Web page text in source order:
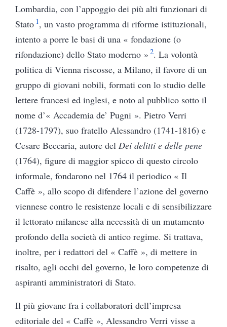
Lombardia, con l’appoggio dei più alti funzionari di
Stato 1, un vasto programma di riforme istituzionali,
intento a porre le basi di una « fondazione (o
rifondazione) dello Stato moderno » 2. La volontà
politica di Vienna riscosse, a Milano, il favore di un
gruppo di giovani nobili, formati con lo studio delle
lettere francesi ed inglesi, e noto al pubblico sotto il
nome d’« Accademia de’ Pugni ». Pietro Verri
(1728-1797), suo fratello Alessandro (1741-1816) e
Cesare Beccaria, autore del Dei delitti e delle pene
(1764), figure di maggior spicco di questo circolo
informale, fondarono nel 1764 il periodico « Il
Caffè », allo scopo di difendere l’azione del governo
viennese contro le resistenze locali e di sensibilizzare
il lettorato milanese alla necessità di un mutamento
profondo della società di antico regime. Si trattava,
inoltre, per i redattori del « Caffè », di mettere in
risalto, agli occhi del governo, le loro competenze di
aspiranti amministratori di Stato.
Il più giovane fra i collaboratori dell’impresa
editoriale del « Caffè », Alessandro Verri visse a